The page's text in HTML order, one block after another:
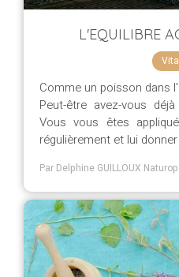
L'EQUILIBRE
Comme un poisson dans
Peut-être avez-vous
Vous vous êtes
régulièrement et lui
Par Delphine GUILLOUX